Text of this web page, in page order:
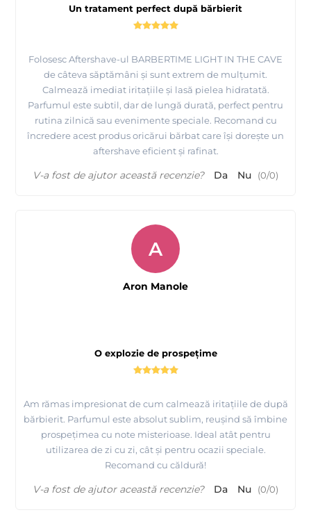
Un tratament perfect după bărbierit
Folosesc Aftershave-ul BARBERTIME LIGHT IN THE CAVE
de câteva săptămâni și sunt extrem de mulțumit.
Calmează imediat iritațiile și lasă pielea hidratată.
Parfumul este subtil, dar de lungă durată, perfect pentru
rutina zilnică sau evenimente speciale. Recomand cu
încredere acest produs oricărui bărbat care își dorește un
aftershave eficient și rafinat.
V-a fost de ajutor această recenzie? Da Nu (0/0)
O explozie de prospețime
Am rămas impresionat de cum calmează iritațiile de după
bărbierit. Parfumul este absolut sublim, reușind să îmbine
prospețimea cu note misterioase. Ideal atât pentru
utilizarea de zi cu zi, cât și pentru ocazii speciale.
Recomand cu căldură!
A
Aron Manole
V-a fost de ajutor această recenzie? Da Nu (0/0)